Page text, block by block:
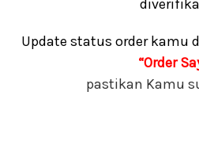
Update status order kamu
“Order
pastikan Kamu